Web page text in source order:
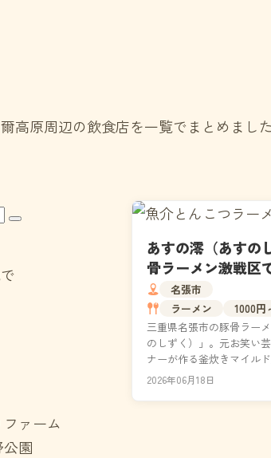
高原周辺の飲食店を一覧でまとめま
あすの澪（あすの
骨ラーメン激戦区
る理由
名張市
ラーメン
1000円
三重県名張市の豚骨ラー
のしずく）」。元お笑い
ナーが作る釜炊きマイル
一滴まで飲み干せると、
2026年06月18日
ァーム
園